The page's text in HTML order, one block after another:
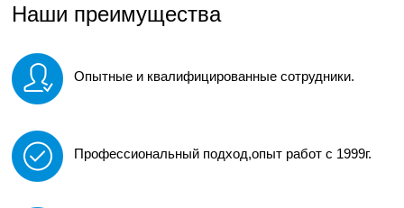
Наши преимущества
Опытные и квалифицированные сотрудники.
Профессиональный подход,опыт работ с 1999г.